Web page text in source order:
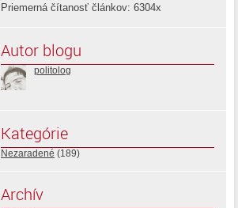
Priemerná čítanosť článkov: 6304x
Autor blogu
politolog
Kategórie
Nezaradené (189)
Archív